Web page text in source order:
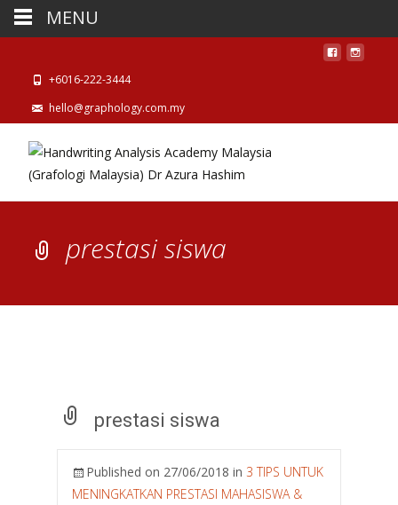
+6016-222-3444
hello@graphology.com.my
prestasi siswa
prestasi siswa
Published on 27/06/2018 in 3 TIPS UNTUK
MENINGKATKAN PRESTASI MAHASISWA &
MENU